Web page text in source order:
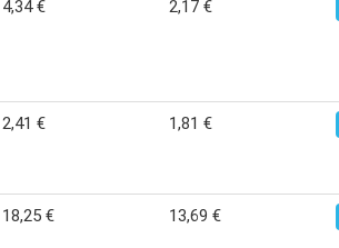
4,34 € 2,17 €
2,41 € 1,81 €
18,25 € 13,69 €